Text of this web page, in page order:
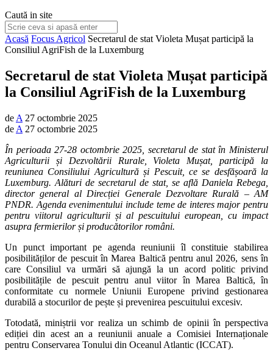
Caută in site
Acasă Focus Agricol Secretarul de stat Violeta Mușat participă la
Consiliul AgriFish de la Luxemburg
Secretarul de stat Violeta Mușat participă
la Consiliul AgriFish de la Luxemburg
de A 27 octombrie 2025
de A 27 octombrie 2025
În perioada 27-28 octombrie 2025, secretarul de stat în Ministerul
Agriculturii și Dezvoltării Rurale, Violeta Mușat, participă la
reuniunea Consiliului Agricultură și Pescuit, ce se desfășoară la
Luxemburg. Alături de secretarul de stat, se află Daniela Rebega,
director general al Direcției Generale Dezvoltare Rurală – AM
PNDR. Agenda evenimentului include teme de interes major pentru
pentru viitorul agriculturii și al pescuitului european, cu impact
asupra fermierilor și producătorilor români.
Un punct important pe agenda reuniunii îl constituie stabilirea
posibilităților de pescuit în Marea Baltică pentru anul 2026, sens în
care Consiliul va urmări să ajungă la un acord politic privind
posibilitățile de pescuit pentru anul viitor în Marea Baltică, în
conformitate cu normele Uniunii Europene privind gestionarea
durabilă a stocurilor de pește și prevenirea pescuitului excesiv.
Totodată, miniștrii vor realiza un schimb de opinii în perspectiva
ediției din acest an a reuniunii anuale a Comisiei Internaționale
pentru Conservarea Tonului din Oceanul Atlantic (ICCAT).